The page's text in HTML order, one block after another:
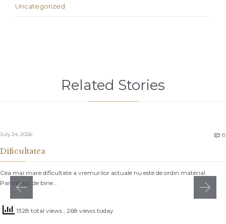
Uncategorized
Related Stories
July 24, 2026  8
Dificultatea
Cea mai mare dificultate a vremurilor actuale nu este de ordin material.
Paradoxal, de bine…
1328 total views , 268 views today